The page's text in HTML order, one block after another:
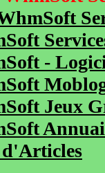
-
Jeux